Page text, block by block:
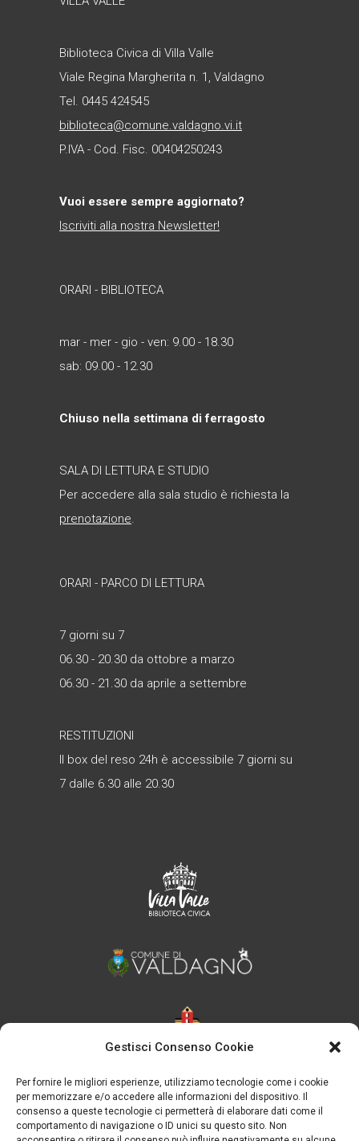
Gestisci Consenso Cookie
Per fornire le migliori esperienze, utilizziamo tecnologie come i cookie
per memorizzare e/o accedere alle informazioni del dispositivo. Il
consenso a queste tecnologie ci permetterà di elaborare dati come il
comportamento di navigazione o ID unici su questo sito. Non
Biblioteca Civica di Villa Valle
Viale Regina Margherita n. 1, Valdagno
Tel. 0445 424545
biblioteca@comune.valdagno.vi.it
P.IVA - Cod. Fisc. 00404250243
Vuoi essere sempre aggiornato?
Iscriviti alla nostra Newsletter!
ORARI - BIBLIOTECA
mar - mer - gio - ven: 9.00 - 18.30
sab: 09.00 - 12.30
Chiuso nella settimana di ferragosto
SALA DI LETTURA E STUDIO
Per accedere alla sala studio è richiesta la
prenotazione
ORARI - PARCO DI LETTURA
7 giorni su 7
06.30 - 20.30 da ottobre a marzo
06.30 - 21.30 da aprile a settembre
RESTITUZIONI
Il box del reso 24h è accessibile 7 giorni su
7 dalle 6.30 alle 20.30